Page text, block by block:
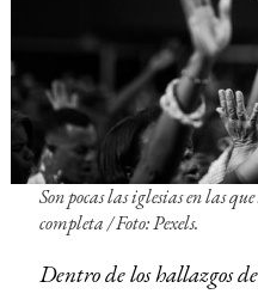
Son pocas las iglesias en las
completa / Foto: Pexels.
Dentro de los hallazgos